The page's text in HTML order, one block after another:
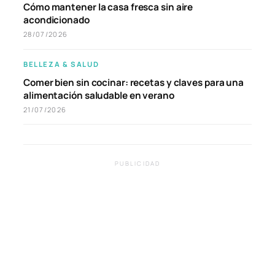
Cómo mantener la casa fresca sin aire
acondicionado
28/07/2026
BELLEZA & SALUD
Comer bien sin cocinar: recetas y claves para una
alimentación saludable en verano
21/07/2026
PUBLICIDAD